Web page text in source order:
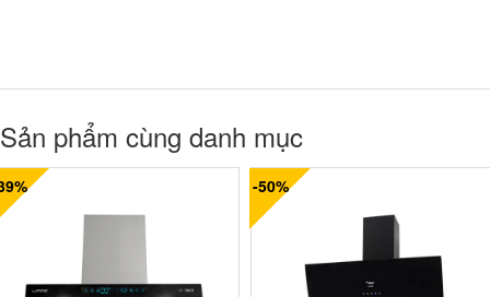
Sản phẩm cùng danh mục
-50%